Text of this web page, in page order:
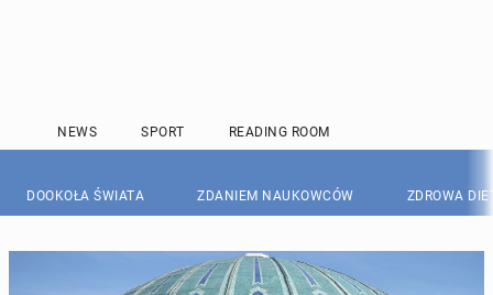
NEWS SPORT READING ROOM
DOOKOŁA ŚWIATA ZDANIEM NAUKOWCÓW ZDROWA